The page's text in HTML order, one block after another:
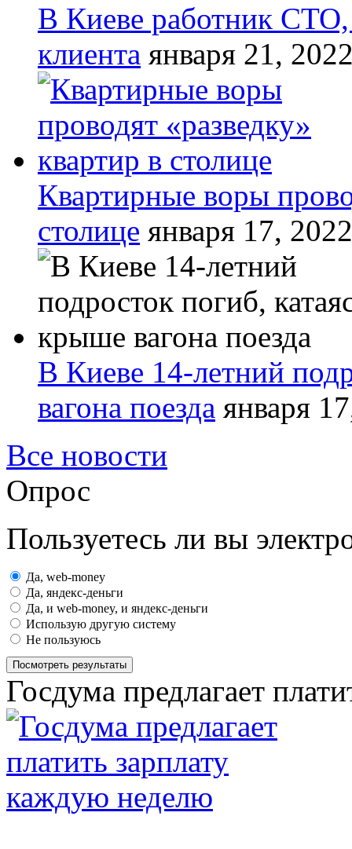
В Киеве работник
клиента января 21,
Квартирные воры
столице января 17, 2022
В Киеве 14-летний
вагона поезда января
Все новости
Опрос
Пользуетесь ли вы
Да, web-money
Да, яндекс-деньги
Да, и web-money, и яндекс-деньги
Использую другую систему
Не пользуюсь
Посмотреть результаты
Госдума предлагает